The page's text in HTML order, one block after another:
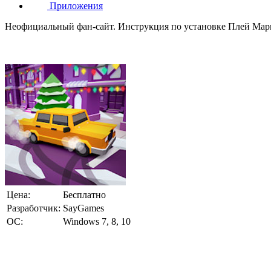
Приложения
Неофициальный фан-сайт. Инструкция по установке Плей
Цена:
Бесплатно
Разработчик: SayGames
ОС:
Windows 7, 8, 10